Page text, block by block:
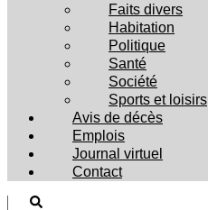
Faits divers
Habitation
Politique
Santé
Société
Sports et loisirs
Avis de décès
Emplois
Journal virtuel
Contact